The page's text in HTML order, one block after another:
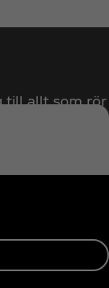
till allt som rör